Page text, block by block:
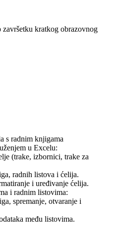
završetku kratkog obrazovnog
s radnim knjigama
u Excelu:
(trake, izbornici, trake za
radnih listova i ćelija.
i uređivanje ćelija.
i radnim listovima:
spremanje, otvaranje i
među listovima.